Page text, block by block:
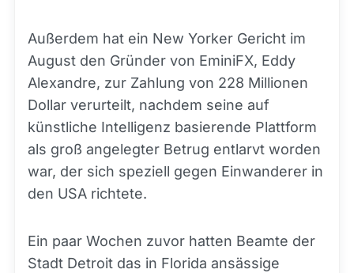
Außerdem hat ein New Yorker Gericht im
August den Gründer von EminiFX, Eddy
Alexandre, zur Zahlung von 228 Millionen
Dollar verurteilt, nachdem seine auf
künstliche Intelligenz basierende Plattform
als groß angelegter Betrug entlarvt worden
war, der sich speziell gegen Einwanderer in
den USA richtete.
Ein paar Wochen zuvor hatten Beamte der
Stadt Detroit das in Florida ansässige